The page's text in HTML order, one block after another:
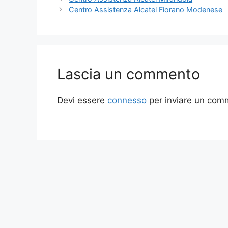
Centro Assistenza Alcatel Fiorano Modenese
Lascia un commento
Devi essere connesso per inviare un